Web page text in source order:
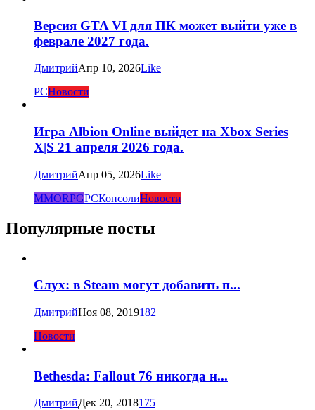
Версия GTA VI для ПК может выйти уже в
феврале 2027 года.
ДмитрийАпр 10, 2026Like
PCНовости
Игра Albion Online выйдет на Xbox Series
X|S 21 апреля 2026 года.
ДмитрийАпр 05, 2026Like
MMORPGPCКонсолиНовости
Популярные посты
Слух: в Steam могут добавить п...
ДмитрийНоя 08, 2019182
Новости
Bethesda: Fallout 76 никогда н...
ДмитрийДек 20, 2018175